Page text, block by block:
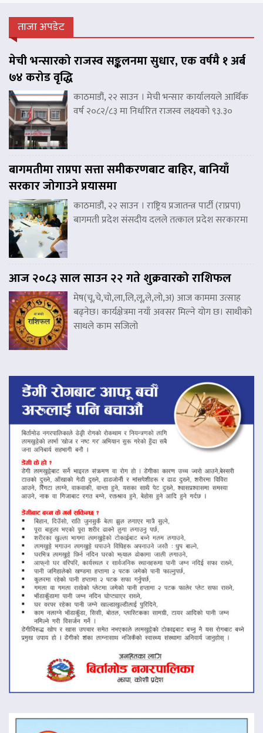
ताजा अपडेट
मेची भन्सारको राजस्व सङ्कलनमा सुधार, एक वर्षमै १ अर्ब
७४ करोड वृद्धि
काठमाडौं, २२ साउन । मेची भन्सार कार्यालयले आर्थिक
वर्ष २०८२/८३ मा निर्धारित राजस्व लक्ष्यको ९३.३०
बागमतीमा राप्रपा सत्ता समीकरणबाट बाहिर, बानियाँ
सरकार जोगाउने प्रयासमा
काठमाडौं, २२ साउन । राष्ट्रिय प्रजातन्त्र पार्टी (राप्रपा)
बागमती प्रदेश संसदीय दलले तत्काल प्रदेश सरकारमा
आज २०८३ साल साउन २२ गते शुक्रवारको राशिफल
मेष(चू,चे,चो,ला,लि,लू,ले,लो,अ) आज काममा उत्साह
बढ्नेछ। कार्यक्षेत्रमा नयाँ अवसर मिल्ने योग छ। साथीको
साथले काम सजिलो